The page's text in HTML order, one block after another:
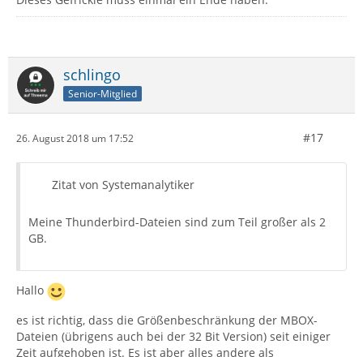
schlingo
Senior-Mitglied
26. August 2018 um 17:52 #17
Zitat von Systemanalytiker
Meine Thunderbird-Dateien sind zum Teil großer als 2
GB.
Hallo
es ist richtig, dass die Größenbeschränkung der MBOX-
Dateien (übrigens auch bei der 32 Bit Version) seit einiger
Zeit aufgehoben ist. Es ist aber alles andere als